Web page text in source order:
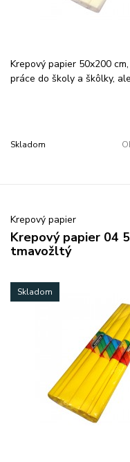
Krepový papier 50x200
práce do školy a škôlky,
Skladom
Krepový papier
Krepový papier 04
tmavožltý
Skladom